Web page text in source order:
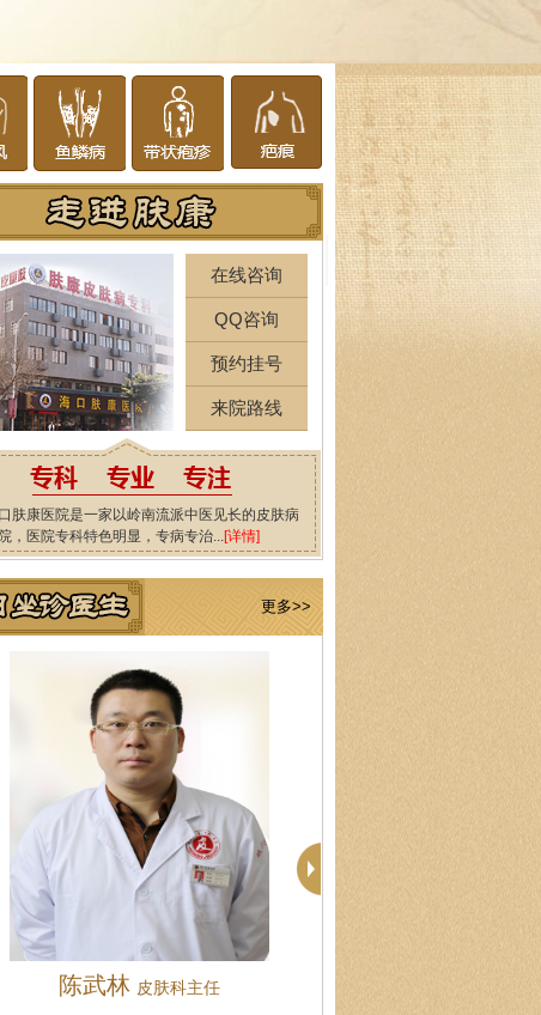
在线咨询
QQ咨询
预约挂号
来院路线
肤康医院是一家以岭南流派中医见长的皮肤病
，医院专科特色明显，专病专治...[详情]
更多>>
陈武林 皮肤科主任